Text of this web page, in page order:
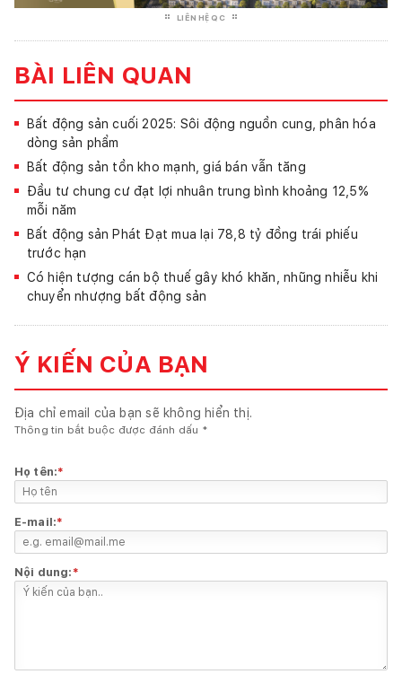
LIÊN HỆ QC
BÀI LIÊN QUAN
Bất động sản cuối 2025: Sôi động nguồn cung, phân hóa
dòng sản phẩm
Bất động sản tồn kho mạnh, giá bán vẫn tăng
Đầu tư chung cư đạt lợi nhuân trung bình khoảng 12,5%
mỗi năm
Bất động sản Phát Đạt mua lại 78,8 tỷ đồng trái phiếu
trước hạn
Có hiện tượng cán bộ thuế gây khó khăn, nhũng nhiễu khi
chuyển nhượng bất động sản
Ý KIẾN CỦA BẠN
Địa chỉ email của bạn sẽ không hiển thị.
Thông tin bắt buộc được đánh dấu *
Họ tên:*
E-mail:*
Nội dung: *